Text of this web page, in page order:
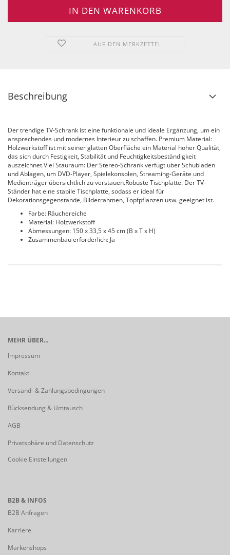
AUF DEN MERKZETTEL
Beschreibung
Der trendige TV-Schrank ist eine funktionale und ideale Ergänzung, um ein
ansprechendes und modernes Interieur zu schaffen. Premium Material:
Holzwerkstoff ist mit seiner glatten Oberfläche ein Material hoher Qualität,
das sich durch Festigkeit, Stabilität und Feuchtigkeitsbeständigkeit
auszeichnet.Viel Stauraum: Der Stereo-Schrank verfügt über Schubladen
und Ablagen, um DVD-Player, Spielekonsolen, Streaming-Geräte und
Medienträger übersichtlich zu verstauen.Robuste Tischplatte: Der TV-
Ständer hat eine stabile Tischplatte, sodass er ideal für
Dekorationsgegenstände, Bilderrahmen, Topfpflanzen usw. geeignet ist.
Farbe: Räuchereiche
Material: Holzwerkstoff
Abmessungen: 150 x 33,5 x 45 cm (B x T x H)
Zusammenbau erforderlich: Ja
MEHR ÜBER...
Impressum
Kontakt
Versand- & Zahlungsbedingungen
Rücksendung & Umtausch
AGB
Privatsphäre und Datenschutz
Cookie Einstellungen
B2B & INFOS
B2B Anfragen
Karriere
Markenshops